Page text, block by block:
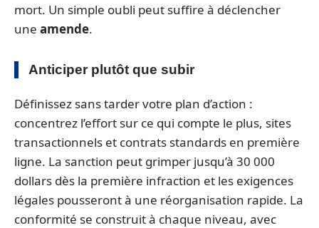
mort. Un simple oubli peut suffire à déclencher
une amende.
Anticiper plutôt que subir
Définissez sans tarder votre plan d’action :
concentrez l’effort sur ce qui compte le plus, sites
transactionnels et contrats standards en première
ligne. La sanction peut grimper jusqu’à 30 000
dollars dès la première infraction et les exigences
légales pousseront à une réorganisation rapide. La
conformité se construit à chaque niveau, avec